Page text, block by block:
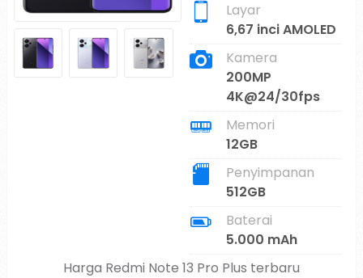
Layar
6,67 inci AMOLED
Kamera
200MP
4K@24/30fps
Memori
12GB
Penyimpanan
512GB
Baterai
5.000 mAh
Harga Redmi Note 13 Pro Plus terbaru